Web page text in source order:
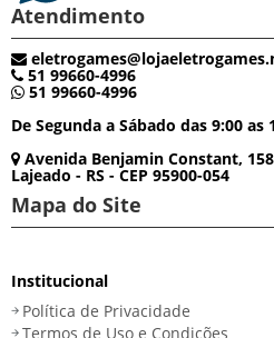
Atendimento
51 99660-4996
51 99660-4996
De Segunda a Sábado das 9:00 as
Avenida Benjamin Constant,
Lajeado - RS - CEP 95900-054
Mapa do Site
Institucional
Política de Privacidade
Termos de Uso e Condições